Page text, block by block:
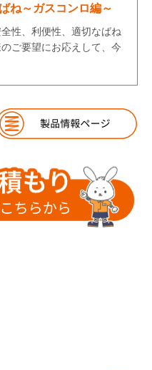
ね～ガスコンロ編～
性、利便性、適切なばね
ご要望にお応えして、今